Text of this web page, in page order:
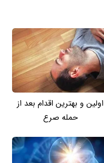
اولین و بهترین اقدام بعد از
حمله صرع